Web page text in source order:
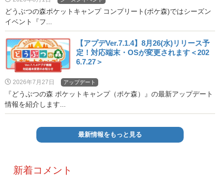
どうぶつの森ポケットキャンプ コンプリート(ポケ森)ではシーズン
イベント『フ...
【アプデVer.7.1.4】8月26(水)リリース予
定！対応端末・OSが変更されます＜202
6.7.27＞
2026年7月27日 アップデート
『どうぶつの森 ポケットキャンプ（ポケ森）』の最新アップデート
情報を紹介します...
最新情報をもっと見る
新着コメント